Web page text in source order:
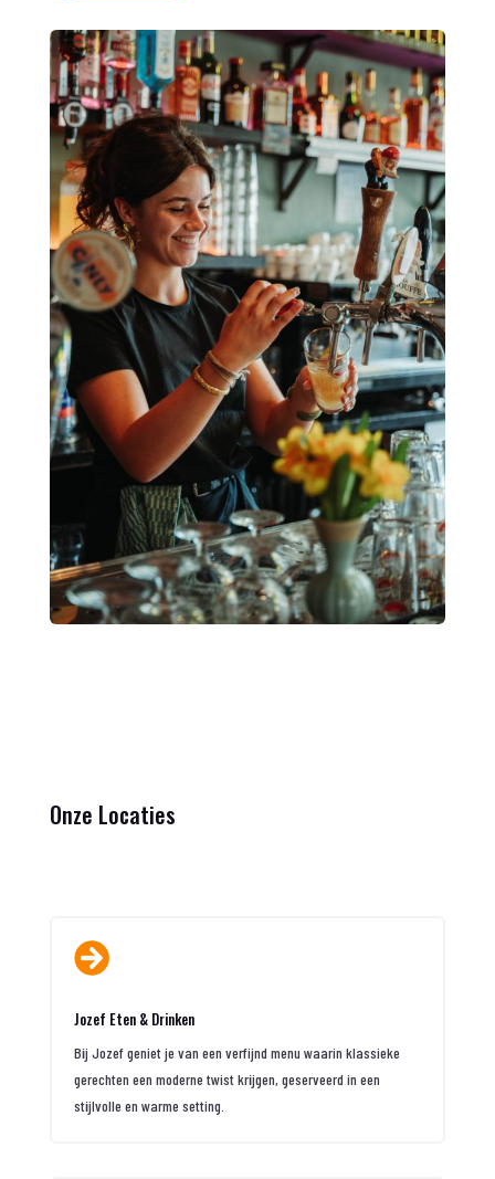
Onze Locaties

Jozef Eten & Drinken
Bij Jozef geniet je van een verfijnd menu waarin klassieke
gerechten een moderne twist krijgen, geserveerd in een
stijlvolle en warme setting.